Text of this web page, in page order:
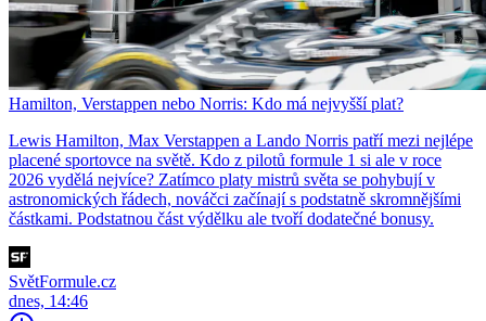
Hamilton, Verstappen nebo Norris: Kdo má nejvyšší plat?
Lewis Hamilton, Max Verstappen a Lando Norris patří mezi nejlépe
placené sportovce na světě. Kdo z pilotů formule 1 si ale v roce
2026 vydělá nejvíce? Zatímco platy mistrů světa se pohybují v
astronomických řádech, nováčci začínají s podstatně skromnějšími
částkami. Podstatnou část výdělku ale tvoří dodatečné bonusy.
SvětFormule.cz
dnes, 14:46